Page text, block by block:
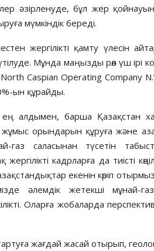
әзірленуде, бұл жер
мүмкіндік береді.
жергілікті қамту үлесін
Мұнда маңызды рөл үш ірі
Caspian Operating Company
ын құрайды.
алдымен, барша Қазақстан
жұмыс орындарын құруға және
саласынан түсетін
кадрларға да тиісті
екенін көріп
әлемдік жетекші мұнай-
Оларға жобаларда
жағдай жасай отырып,